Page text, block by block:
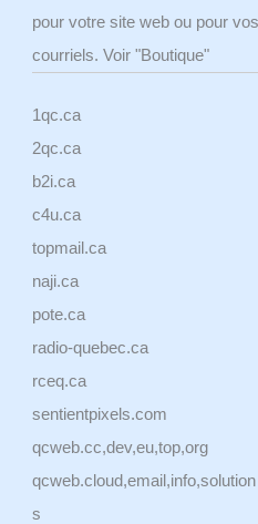
pour votre site web ou pour vos
courriels. Voir "Boutique"
1qc.ca
2qc.ca
b2i.ca
c4u.ca
topmail.ca
naji.ca
pote.ca
radio-quebec.ca
rceq.ca
sentientpixels.com
qcweb.cc,dev,eu,top,org
qcweb.cloud,email,info,solution
s